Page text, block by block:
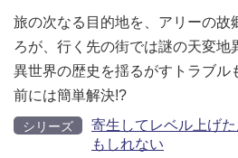
旅の次なる目的地を、アリーの故
ろが、行く先の街では謎の天変
異世界の歴史を揺るがすトラブル
前には簡単解決!?
シリーズ
寄生してレベル上げ
もしれない